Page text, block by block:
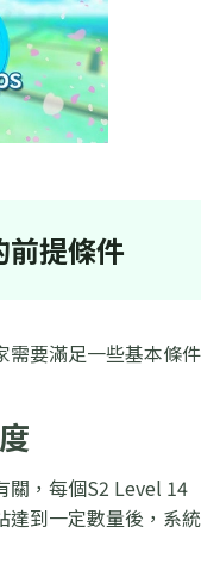
前提條件
需要滿足一些基本條件
關，每個S2 Level 14
達到一定數量後，系統